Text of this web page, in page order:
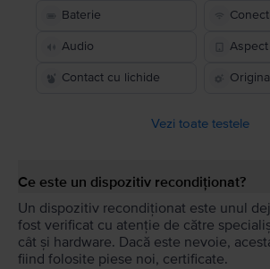
Baterie
Audio
Contact cu lichide
Vezi toate testele
Ce este un dispozitiv recondiționat?
Un dispozitiv recondiționat este unul
fost verificat cu atenție de către
cât și hardware. Dacă este nevoie,
fiind folosite piese noi, certificate.